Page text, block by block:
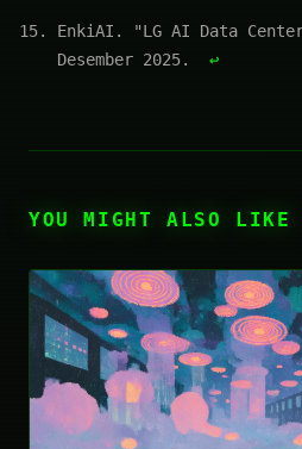
EnkiAI. "LG AI Data
Desember 2025.
↩
YOU MIGHT ALSO LIKE